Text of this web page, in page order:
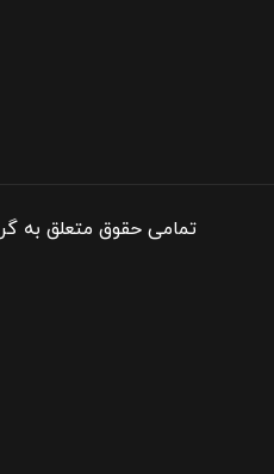
تمامی حقوق متعلق به